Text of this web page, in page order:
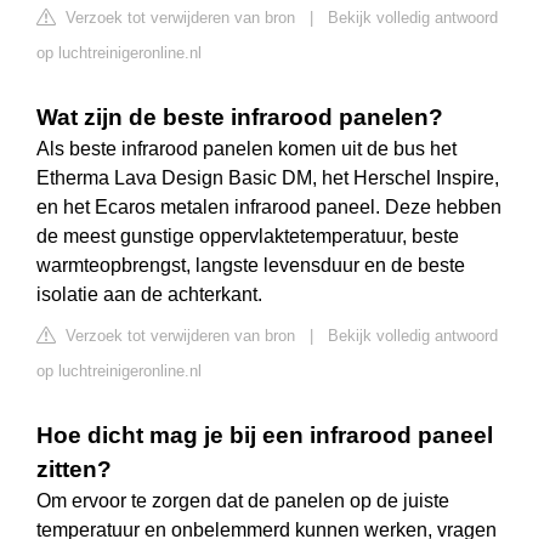
Verzoek tot verwijderen van bron
Bekijk volledig antwoord
op luchtreinigeronline.nl
Wat zijn de beste infrarood panelen?
Als beste infrarood panelen komen uit de bus het
Etherma Lava Design Basic DM, het Herschel Inspire,
en het Ecaros metalen infrarood paneel. Deze hebben
de meest gunstige oppervlaktetemperatuur, beste
warmteopbrengst, langste levensduur en de beste
isolatie aan de achterkant.
Verzoek tot verwijderen van bron
Bekijk volledig antwoord
op luchtreinigeronline.nl
Hoe dicht mag je bij een infrarood paneel
zitten?
Om ervoor te zorgen dat de panelen op de juiste
temperatuur en onbelemmerd kunnen werken, vragen